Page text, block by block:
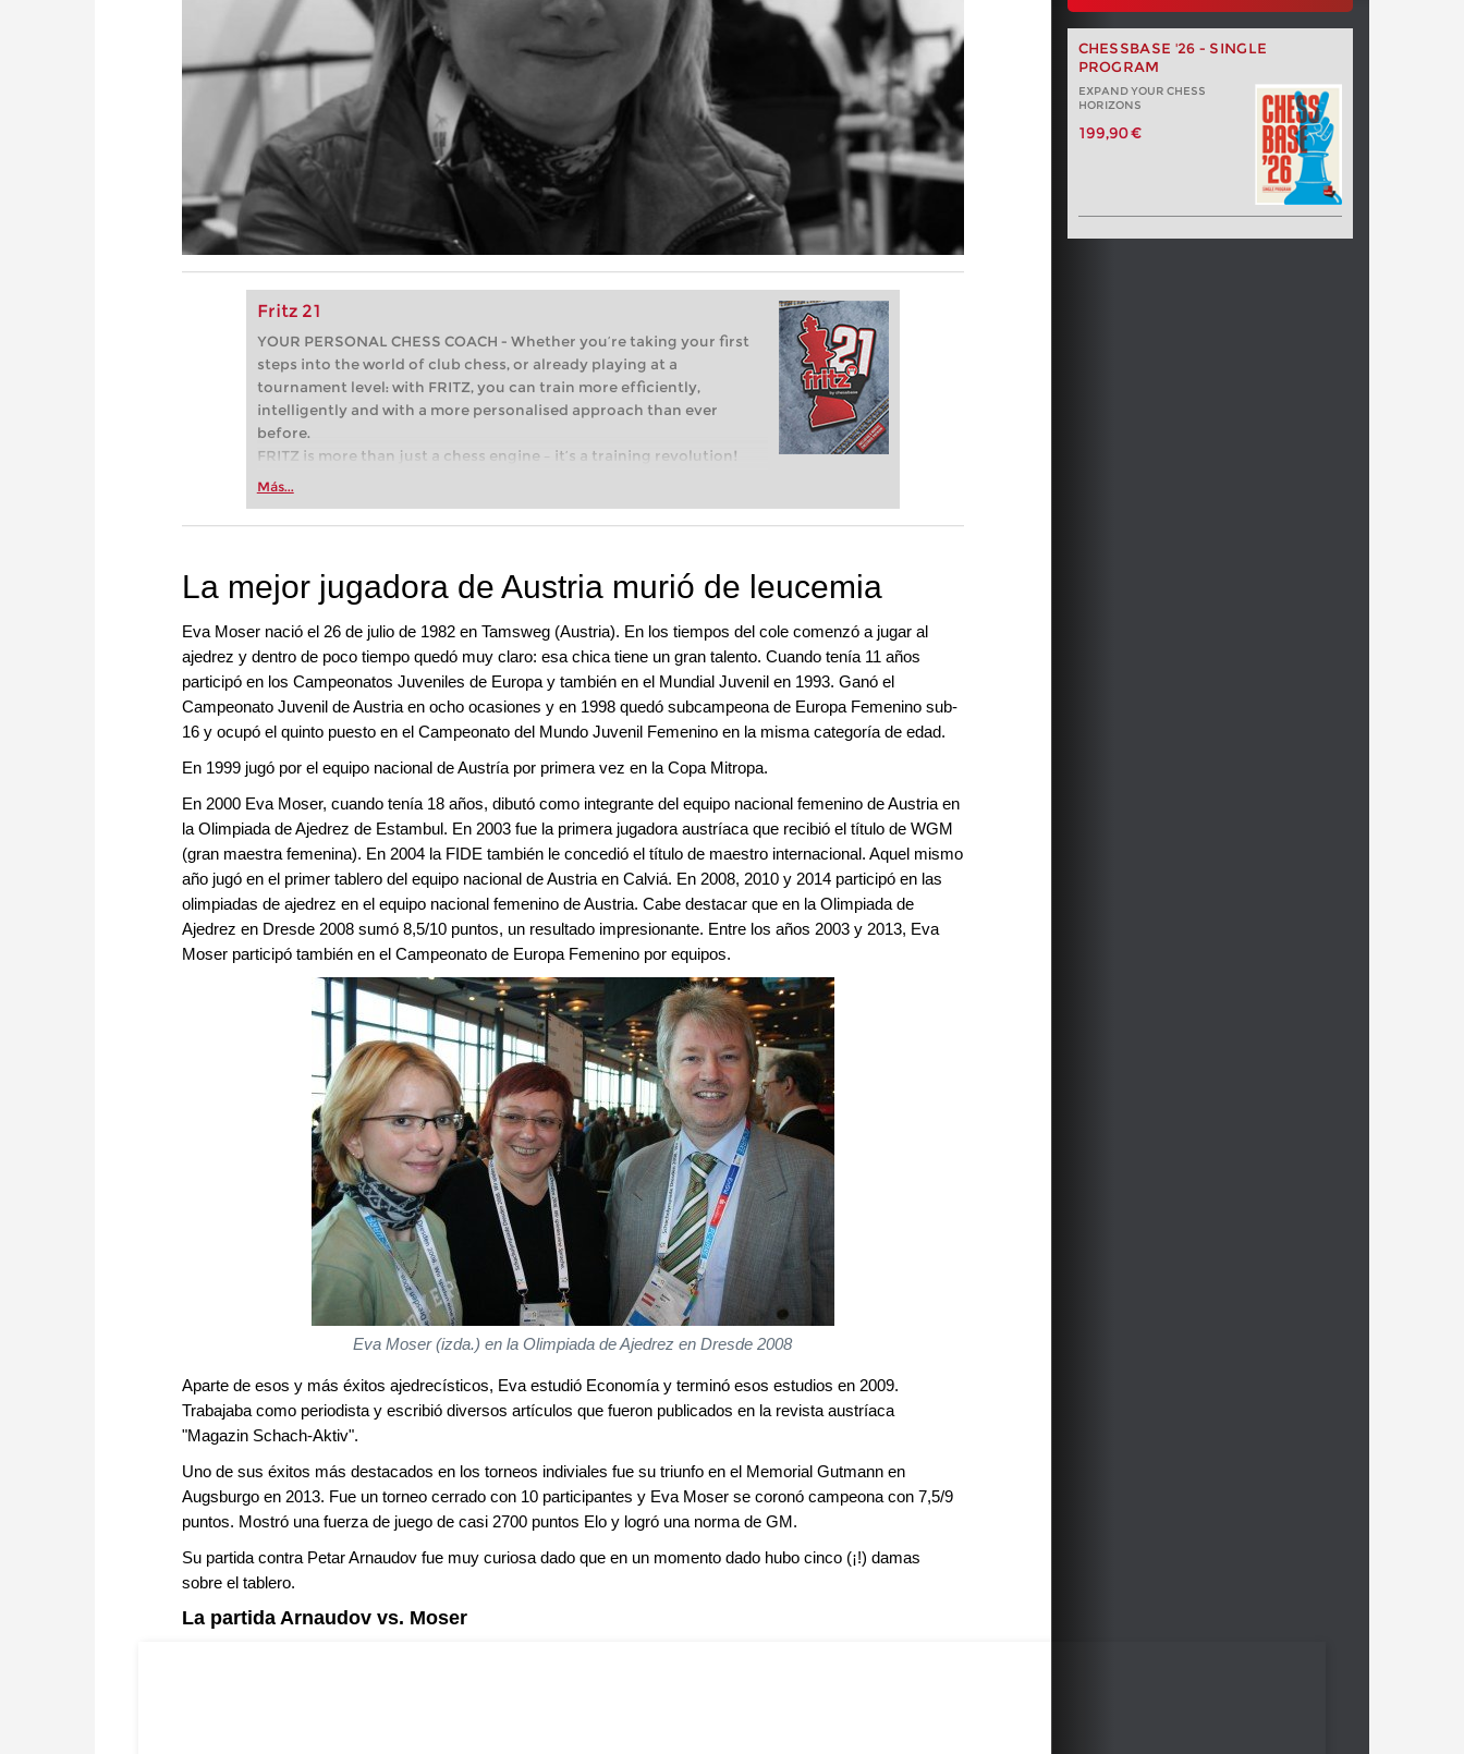
Fritz 21
YOUR PERSONAL CHESS COACH - Whether you’re taking your first
steps into the world of club chess, or already playing at a
tournament level: with FRITZ, you can train more efficiently,
intelligently and with a more personalised approach than ever
before.
FRITZ is more than just a chess engine – it’s a training revolution!
Whether you’re taking your first steps into the world of club chess,
more efficiently, intelligently and with a more personalised
Más...
CHESSBASE '26 - SINGLE
PROGRAM
EXPAND YOUR CHESS
HORIZONS
199,90 €
La mejor jugadora de Austria murió de leucemia
Eva Moser nació el 26 de julio de 1982 en Tamsweg (Austria). En los tiempos del cole comenzó a jugar al
ajedrez y dentro de poco tiempo quedó muy claro: esa chica tiene un gran talento. Cuando tenía 11 años
participó en los Campeonatos Juveniles de Europa y también en el Mundial Juvenil en 1993. Ganó el
Campeonato Juvenil de Austria en ocho ocasiones y en 1998 quedó subcampeona de Europa Femenino sub-
16 y ocupó el quinto puesto en el Campeonato del Mundo Juvenil Femenino en la misma categoría de edad.
En 1999 jugó por el equipo nacional de Austría por primera vez en la Copa Mitropa.
En 2000 Eva Moser, cuando tenía 18 años, dibutó como integrante del equipo nacional femenino de Austria en
la Olimpiada de Ajedrez de Estambul. En 2003 fue la primera jugadora austríaca que recibió el título de WGM
(gran maestra femenina). En 2004 la FIDE también le concedió el título de maestro internacional. Aquel mismo
año jugó en el primer tablero del equipo nacional de Austria en Calviá. En 2008, 2010 y 2014 participó en las
olimpiadas de ajedrez en el equipo nacional femenino de Austria. Cabe destacar que en la Olimpiada de
Ajedrez en Dresde 2008 sumó 8,5/10 puntos, un resultado impresionante. Entre los años 2003 y 2013, Eva
Moser participó también en el Campeonato de Europa Femenino por equipos.
Eva Moser (izda.) en la Olimpiada de Ajedrez en Dresde 2008
Aparte de esos y más éxitos ajedrecísticos, Eva estudió Economía y terminó esos estudios en 2009.
Trabajaba como periodista y escribió diversos artículos que fueron publicados en la revista austríaca
"Magazin Schach-Aktiv".
Uno de sus éxitos más destacados en los torneos indiviales fue su triunfo en el Memorial Gutmann en
Augsburgo en 2013. Fue un torneo cerrado con 10 participantes y Eva Moser se coronó campeona con 7,5/9
puntos. Mostró una fuerza de juego de casi 2700 puntos Elo y logró una norma de GM.
Su partida contra Petar Arnaudov fue muy curiosa dado que en un momento dado hubo cinco (¡!) damas
sobre el tablero.
La partida Arnaudov vs. Moser